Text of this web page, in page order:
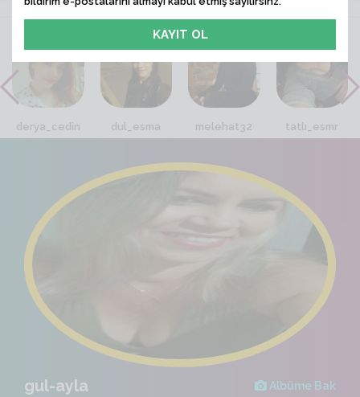
VİTRİN
derya_cedin dul_esma melehat32 tatlı_esmr
gul-ayla Albüme Bak